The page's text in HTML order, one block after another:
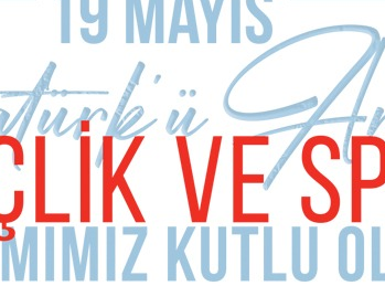
Serik’de CHP; AKP ve İYİ Parti’nin
ve Genel Başkan Yardımcısı olarak katıldığı 3
Ak Parti birinci parti oldu.
gibi yönetim kadrosunu yenilerken başarı ve